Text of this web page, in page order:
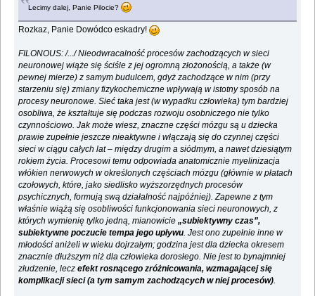
Lecimy dalej, Panie Pilocie?
Rozkaz, Panie Dowódco eskadry!
FILONOUS: /.../ Nieodwracalność procesów zachodzących w sieci
neuronowej wiąże się ściśle z jej ogromną złożonością, a także (w
pewnej mierze) z samym budulcem, gdyż zachodzące w nim (przy
starzeniu się) zmiany fizykochemiczne wpływają w istotny sposób na
procesy neuronowe. Sieć taka jest (w wypadku człowieka) tym bardziej
osobliwa, że kształtuje się podczas rozwoju osobniczego nie tylko
czynnościowo. Jak może wiesz, znaczne części mózgu są u dziecka
prawie zupełnie jeszcze nieaktywne i włączają się do czynnej części
sieci w ciągu całych lat – między drugim a siódmym, a nawet dziesiątym
rokiem życia. Procesowi temu odpowiada anatomicznie myelinizacja
włókien nerwowych w określonych częściach mózgu (głównie w płatach
czołowych, które, jako siedlisko wyższorzędnych procesów
psychicznych, formują swą działalność najpóźniej). Zapewne z tym
właśnie wiążą się osobliwości funkcjonowania sieci neuronowych, z
których wymienię tylko jedną, mianowicie „subiektywny czas”,
subiektywne poczucie tempa jego upływu . Jest ono zupełnie inne w
młodości aniżeli w wieku dojrzałym; godzina jest dla dziecka okresem
znacznie dłuższym niż dla człowieka dorosłego. Nie jest to bynajmniej
złudzenie, leczefekt rosnącego zróżnicowania, wzmagającej się
komplikacji sieci (a tym samym zachodzących w niej procesów)